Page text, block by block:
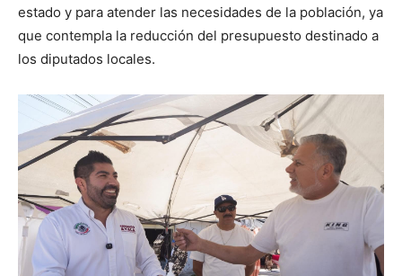
estado y para atender las necesidades de la población, ya
que contempla la reducción del presupuesto destinado a
los diputados locales.